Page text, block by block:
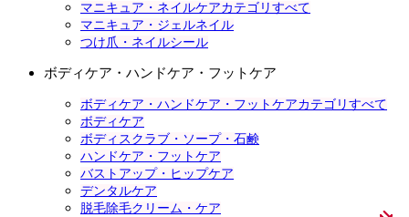
マニキュア・ネイルケアカテゴリすべて
マニキュア・ジェルネイル
つけ爪・ネイルシール
ボディケア・ハンドケア・フットケア
ボディケア・ハンドケア・フットケアカテゴリすべて
ボディケア
ボディスクラブ・ソープ・石鹸
ハンドケア・フットケア
バストアップ・ヒップケア
デンタルケア
脱毛除毛クリーム・ケア